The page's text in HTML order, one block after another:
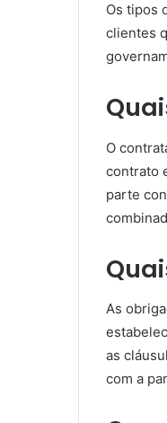
Os tipos
clientes
O
contrato
parte
As
as
com a